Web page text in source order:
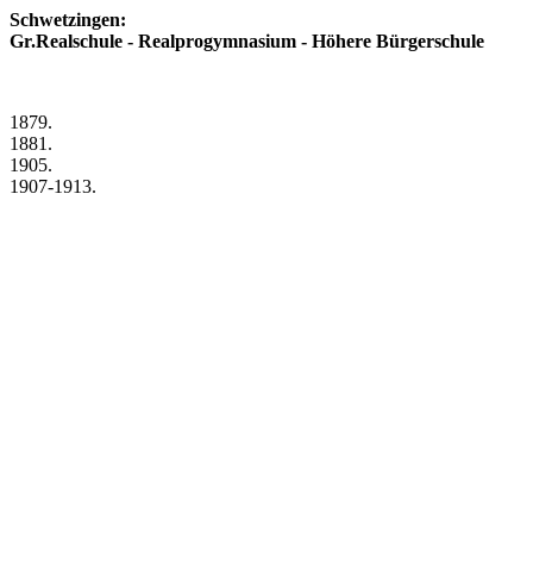
Schwetzingen:
Gr.Realschule - Realprogymnasium - Höhere Bürgerschule
1879.
1881.
1905.
1907-1913.